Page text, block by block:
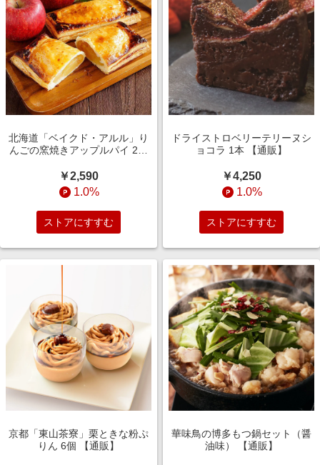
北海道「ベイクド・アルル」り
んごの窯焼きアップルパイ 2個
￥2,590
1.0%
ストアにすすむ
ドライストロベリーテリーヌシ
ョコラ 1本 【通販】
￥4,250
1.0%
ストアにすすむ
京都「東山茶寮」栗ときな粉ぷ
りん 6個 【通販】
華味鳥の博多もつ鍋セット（醤
油味） 【通販】